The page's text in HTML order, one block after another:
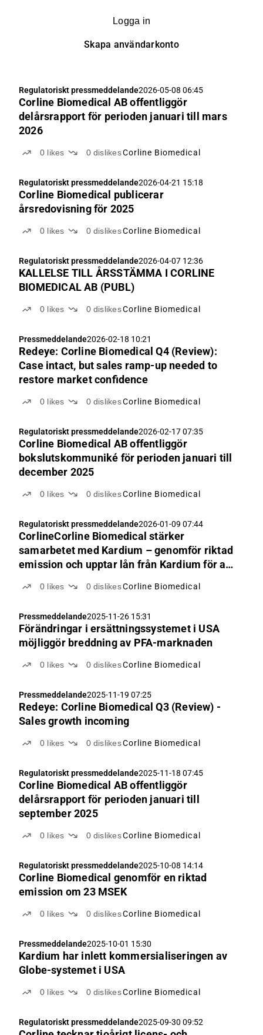
Logga in
Skapa användarkonto
Regulatoriskt pressmeddelande2026-05-08 06:45
Corline Biomedical AB offentliggör
delårsrapport för perioden januari till mars
2026
0 likes 0 dislikesCorline Biomedical
Regulatoriskt pressmeddelande2026-04-21 15:18
Corline Biomedical publicerar
årsredovisning för 2025
0 likes 0 dislikesCorline Biomedical
Regulatoriskt pressmeddelande2026-04-07 12:36
KALLELSE TILL ÅRSSTÄMMA I CORLINE
BIOMEDICAL AB (PUBL)
0 likes 0 dislikesCorline Biomedical
Pressmeddelande2026-02-18 10:21
Redeye: Corline Biomedical Q4 (Review):
Case intact, but sales ramp-up needed to
restore market confidence
0 likes 0 dislikesCorline Biomedical
Regulatoriskt pressmeddelande2026-02-17 07:35
Corline Biomedical AB offentliggör
bokslutskommuniké för perioden januari till
december 2025
0 likes 0 dislikesCorline Biomedical
Regulatoriskt pressmeddelande2026-01-09 07:44
CorlineCorline Biomedical stärker
samarbetet med Kardium – genomför riktad
emission och upptar lån från Kardium för att
0 likes 0 dislikesCorline Biomedical
Pressmeddelande2025-11-26 15:31
Förändringar i ersättningssystemet i USA
möjliggör breddning av PFA-marknaden
0 likes 0 dislikesCorline Biomedical
Pressmeddelande2025-11-19 07:25
Redeye: Corline Biomedical Q3 (Review) -
Sales growth incoming
0 likes 0 dislikesCorline Biomedical
Regulatoriskt pressmeddelande2025-11-18 07:45
Corline Biomedical AB offentliggör
delårsrapport för perioden januari till
september 2025
0 likes 0 dislikesCorline Biomedical
Regulatoriskt pressmeddelande2025-10-08 14:14
Corline Biomedical genomför en riktad
emission om 23 MSEK
0 likes 0 dislikesCorline Biomedical
Pressmeddelande2025-10-01 15:30
Kardium har inlett kommersialiseringen av
Globe-systemet i USA
0 likes 0 dislikesCorline Biomedical
Regulatoriskt pressmeddelande2025-09-30 09:52